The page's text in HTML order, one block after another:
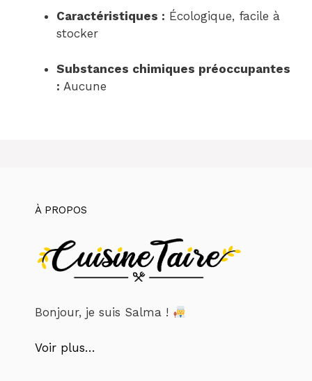
Caractéristiques : Écologique, facile à
stocker
Substances chimiques préoccupantes
: Aucune
À PROPOS
Bonjour, je suis Salma !
Voir plus…